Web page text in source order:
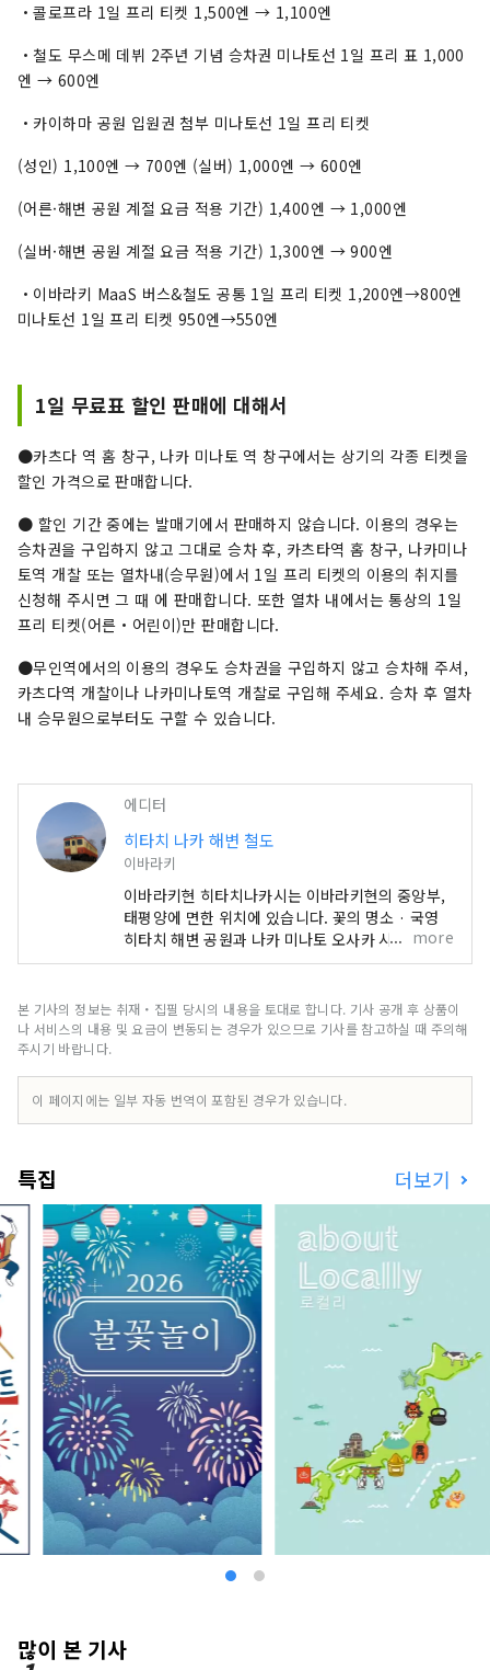
・콜로프라 1일 프리 티켓 1,500엔 → 1,100엔
・철도 무스메 데뷔 2주년 기념 승차권 미나토선 1일 프리 표 1,000
엔 → 600엔
・카이하마 공원 입원권 첨부 미나토선 1일 프리 티켓
(성인) 1,100엔 → 700엔 (실버) 1,000엔 → 600엔
(어른·해변 공원 계절 요금 적용 기간) 1,400엔 → 1,000엔
(실버·해변 공원 계절 요금 적용 기간) 1,300엔 → 900엔
・이바라키 MaaS 버스&철도 공통 1일 프리 티켓 1,200엔→800엔
미나토선 1일 프리 티켓 950엔→550엔
1일 무료표 할인 판매에 대해서
●카츠다 역 홈 창구, 나카 미나토 역 창구에서는 상기의 각종 티켓을
할인 가격으로 판매합니다.
● 할인 기간 중에는 발매기에서 판매하지 않습니다. 이용의 경우는
승차권을 구입하지 않고 그대로 승차 후, 카츠타역 홈 창구, 나카미나
토역 개찰 또는 열차내(승무원)에서 1일 프리 티켓의 이용의 취지를
신청해 주시면 그 때 에 판매합니다. 또한 열차 내에서는 통상의 1일
프리 티켓(어른・어린이)만 판매합니다.
●무인역에서의 이용의 경우도 승차권을 구입하지 않고 승차해 주셔,
카츠다역 개찰이나 나카미나토역 개찰로 구입해 주세요. 승차 후 열차
내 승무원으로부터도 구할 수 있습니다.
에디터
히타치 나카 해변 철도
이바라키
이바라키현 히타치나카시는 이바라키현의 중앙부,
태평양에 면한 위치에 있습니다. 꽃의 명소 · 국영
히타치 해변 공원과 나카 미나토 오사카 시장을 비
롯한 매력적인 관광 명소가 있으며, 이바라키 현의
철도」가 달려 농업과 수산업이 활발해, 생산량·낙
지 가공 생산량은 일본 제일에 빛나고 있습니다. 황
사'는 종점 아자가우라역에서 하차하여 도보 2분이
걸립니다. 그 아자가포역에서 국영 히타치 해변공원
의 코키아 시기에, 아자가포역~공원 해안구간의 무
more
본 기사의 정보는 취재・집필 당시의 내용을 토대로 합니다. 기사 공개 후 상품이
나 서비스의 내용 및 요금이 변동되는 경우가 있으므로 기사를 참고하실 때 주의해
주시기 바랍니다.
이 페이지에는 일부 자동 번역이 포함된 경우가 있습니다.
특집 더보기
많이 본 기사